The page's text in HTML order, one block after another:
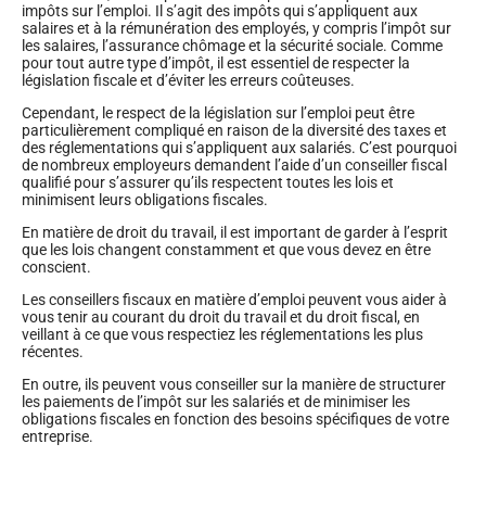
impôts sur l’emploi. Il s’agit des impôts qui s’appliquent aux
salaires et à la rémunération des employés, y compris l’impôt sur
les salaires, l’assurance chômage et la sécurité sociale. Comme
pour tout autre type d’impôt, il est essentiel de respecter la
législation fiscale et d’éviter les erreurs coûteuses.
Cependant, le respect de la législation sur l’emploi peut être
particulièrement compliqué en raison de la diversité des taxes et
des réglementations qui s’appliquent aux salariés. C’est pourquoi
de nombreux employeurs demandent l’aide d’un conseiller fiscal
qualifié pour s’assurer qu’ils respectent toutes les lois et
minimisent leurs obligations fiscales.
En matière de droit du travail, il est important de garder à l’esprit
que les lois changent constamment et que vous devez en être
conscient.
Les conseillers fiscaux en matière d’emploi peuvent vous aider à
vous tenir au courant du droit du travail et du droit fiscal, en
veillant à ce que vous respectiez les réglementations les plus
récentes.
En outre, ils peuvent vous conseiller sur la manière de structurer
les paiements de l’impôt sur les salariés et de minimiser les
obligations fiscales en fonction des besoins spécifiques de votre
entreprise.